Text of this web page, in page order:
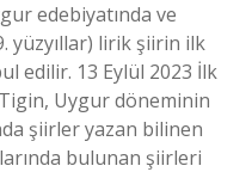
edebiyatında ve
yüzyıllar) lirik şiirin ilk
edilir. 13 Eylül 2023 İlk
Uygur döneminin
şiirler yazan bilinen
bulunan şiirleri